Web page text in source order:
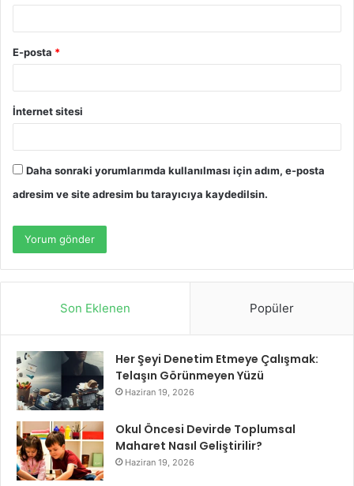
E-posta *
İnternet sitesi
Daha sonraki yorumlarımda kullanılması için adım, e-posta
adresim ve site adresim bu tarayıcıya kaydedilsin.
Son Eklenen Popüler
Her Şeyi Denetim Etmeye Çalışmak:
Telaşın Görünmeyen Yüzü
Haziran 19, 2026
Okul Öncesi Devirde Toplumsal
Maharet Nasıl Geliştirilir?
Haziran 19, 2026